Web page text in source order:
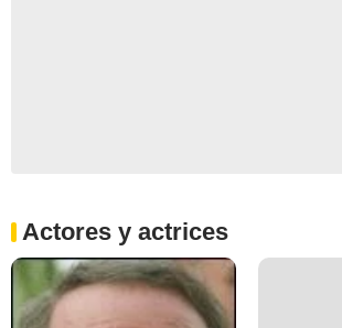
Actores y actrices